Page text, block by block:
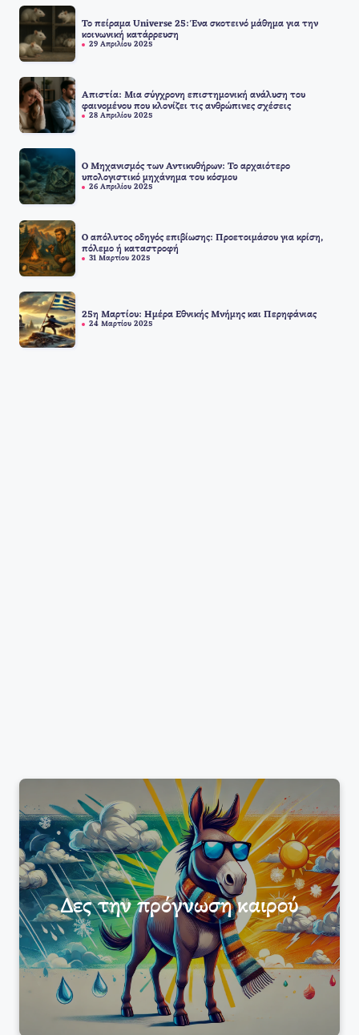
Το πείραμα Universe 25: Ένα σκοτεινό μάθημα για την
κοινωνική κατάρρευση
29 Απριλίου 2025
Απιστία: Μια σύγχρονη επιστημονική ανάλυση του
φαινομένου που κλονίζει τις ανθρώπινες σχέσεις
28 Απριλίου 2025
Ο Μηχανισμός των Αντικυθήρων: Το αρχαιότερο
υπολογιστικό μηχάνημα του κόσμου
26 Απριλίου 2025
Ο απόλυτος οδηγός επιβίωσης: Προετοιμάσου για κρίση,
πόλεμο ή καταστροφή
31 Μαρτίου 2025
25η Μαρτίου: Ημέρα Εθνικής Μνήμης και Περηφάνιας
24 Μαρτίου 2025
Δες την πρόγνωση καιρού